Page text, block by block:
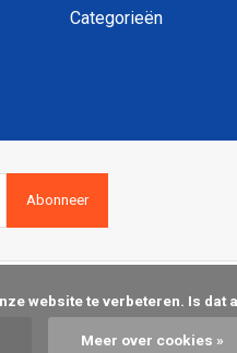
Categorieën
Abonneer
Meer over cookies »